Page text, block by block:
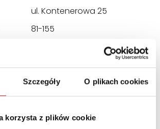
Szczegóły O plikach cookies
korzysta z plików cookie
ul. Kontenerowa 25
81-155
trefl@trefl.com
I OSTRZEŻENIA
Nieodpowiednie dla dzieci w wieku